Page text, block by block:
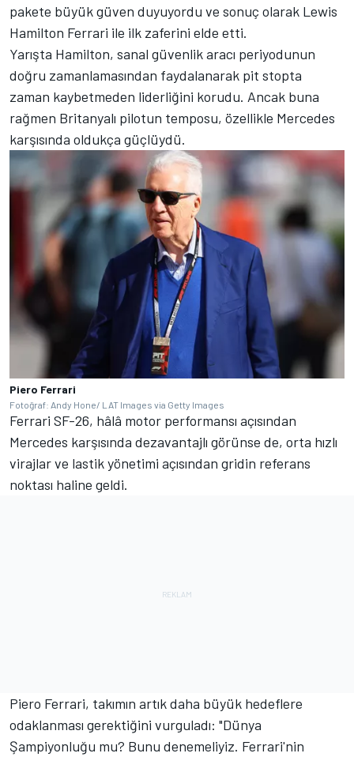
pakete büyük güven duyuyordu ve sonuç olarak Lewis
Hamilton Ferrari ile ilk zaferini elde etti.
Yarışta Hamilton, sanal güvenlik aracı periyodunun
doğru zamanlamasından faydalanarak pit stopta
zaman kaybetmeden liderliğini korudu. Ancak buna
rağmen Britanyalı pilotun temposu, özellikle Mercedes
karşısında oldukça güçlüydü.
Piero Ferrari
Fotoğraf: Andy Hone/ LAT Images via Getty Images
Ferrari SF-26, hâlâ motor performansı açısından
Mercedes karşısında dezavantajlı görünse de, orta hızlı
virajlar ve lastik yönetimi açısından gridin referans
noktası haline geldi.
Piero Ferrari, takımın artık daha büyük hedeflere
odaklanması gerektiğini vurguladı: "Dünya
Şampiyonluğu mu? Bunu denemeliyiz. Ferrari'nin